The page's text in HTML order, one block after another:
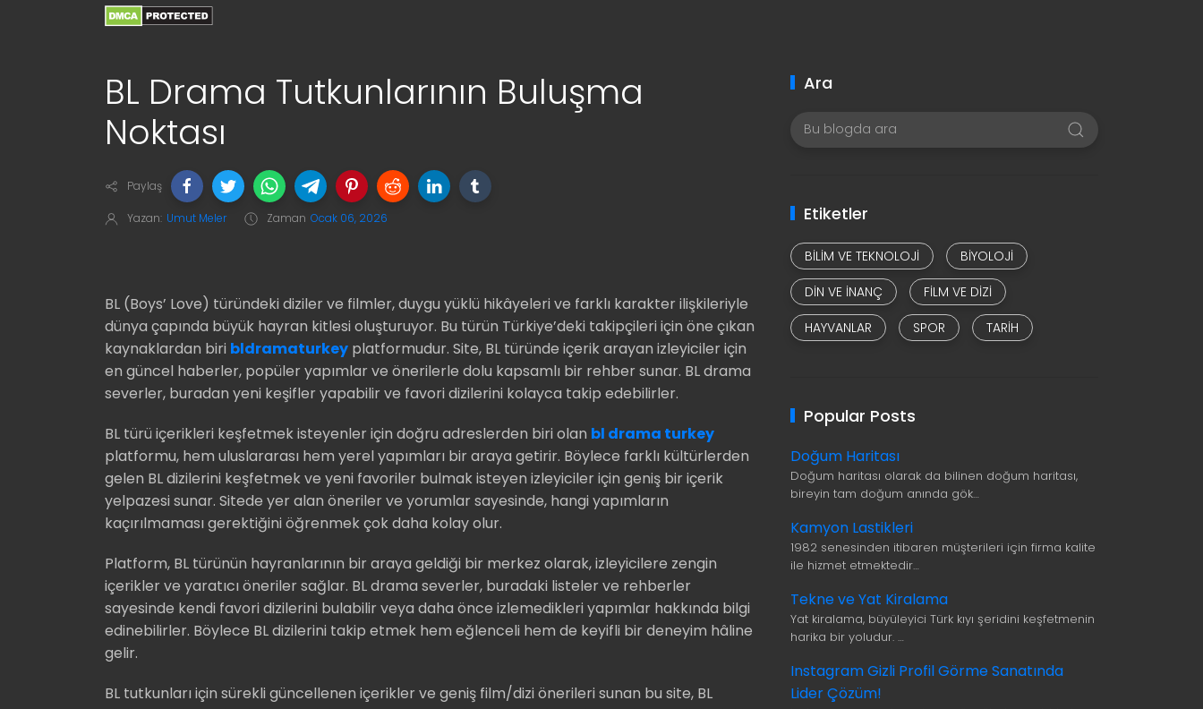
BL Drama Tutkunlarının Buluşma
Noktası
Paylaş
Yazan: Umut Meler Zaman Ocak 06, 2026
BL (Boys’ Love) türündeki diziler ve filmler, duygu yüklü hikâyeleri ve farklı karakter ilişkileriyle
dünya çapında büyük hayran kitlesi oluşturuyor. Bu türün Türkiye’deki takipçileri için öne çıkan
kaynaklardan biri bldramaturkey platformudur. Site, BL türünde içerik arayan izleyiciler için
en güncel haberler, popüler yapımlar ve önerilerle dolu kapsamlı bir rehber sunar. BL drama
severler, buradan yeni keşifler yapabilir ve favori dizilerini kolayca takip edebilirler.
BL türü içerikleri keşfetmek isteyenler için doğru adreslerden biri olan bl drama turkey
platformu, hem uluslararası hem yerel yapımları bir araya getirir. Böylece farklı kültürlerden
gelen BL dizilerini keşfetmek ve yeni favoriler bulmak isteyen izleyiciler için geniş bir içerik
yelpazesi sunar. Sitede yer alan öneriler ve yorumlar sayesinde, hangi yapımların
kaçırılmaması gerektiğini öğrenmek çok daha kolay olur.
Platform, BL türünün hayranlarının bir araya geldiği bir merkez olarak, izleyicilere zengin
içerikler ve yaratıcı öneriler sağlar. BL drama severler, buradaki listeler ve rehberler
sayesinde kendi favori dizilerini bulabilir veya daha önce izlemedikleri yapımlar hakkında bilgi
edinebilirler. Böylece BL dizilerini takip etmek hem eğlenceli hem de keyifli bir deneyim hâline
gelir.
BL tutkunları için sürekli güncellenen içerikler ve geniş film/dizi önerileri sunan bu site, BL
Ara
Etiketler
BILIM VE TEKNOLOJI
BIYOLOJI
DIN VE INANÇ
FILM VE DIZI
HAYVANLAR
SPOR TARIH
Popular Posts
Doğum Haritası
Doğum haritası olarak da bilinen doğum haritası,
bireyin tam doğum anında gök…
Kamyon Lastikleri
1982 senesinden itibaren müşterileri için firma kalite
ile hizmet etmektedir…
Tekne ve Yat Kiralama
Yat kiralama, büyüleyici Türk kıyı şeridini keşfetmenin
harika bir yoludur. …
Instagram Gizli Profil Görme Sanatında
Lider Çözüm!